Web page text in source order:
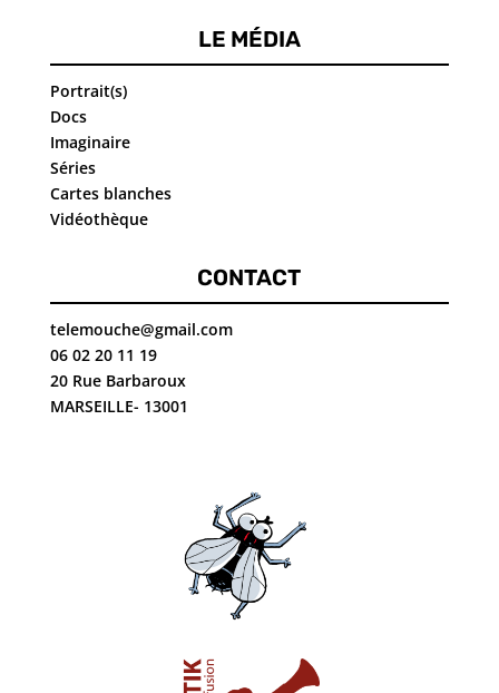
LE MÉDIA
Portrait(s)
Docs
Imaginaire
Séries
Cartes blanches
Vidéothèque
CONTACT
telemouche@gmail.com
06 02 20 11 19
20 Rue Barbaroux
MARSEILLE- 13001